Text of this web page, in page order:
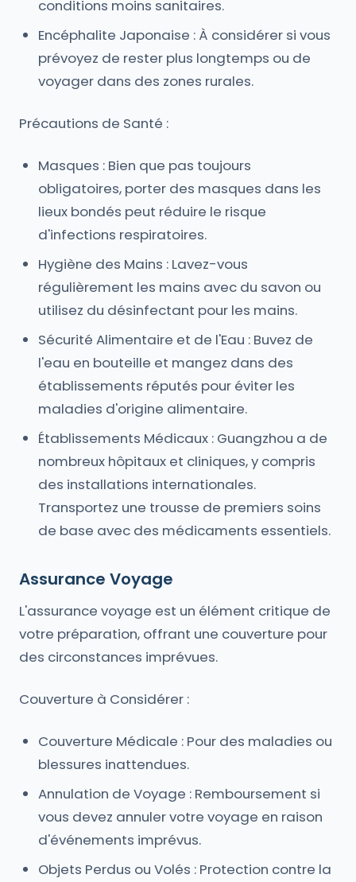
conditions moins sanitaires.
Encéphalite Japonaise : À considérer si vous
prévoyez de rester plus longtemps ou de
voyager dans des zones rurales.
Précautions de Santé :
Masques : Bien que pas toujours
obligatoires, porter des masques dans les
lieux bondés peut réduire le risque
d'infections respiratoires.
Hygiène des Mains : Lavez-vous
régulièrement les mains avec du savon ou
utilisez du désinfectant pour les mains.
Sécurité Alimentaire et de l'Eau : Buvez de
l'eau en bouteille et mangez dans des
établissements réputés pour éviter les
maladies d'origine alimentaire.
Établissements Médicaux : Guangzhou a de
nombreux hôpitaux et cliniques, y compris
des installations internationales.
Transportez une trousse de premiers soins
de base avec des médicaments essentiels.
Assurance Voyage
L'assurance voyage est un élément critique de
votre préparation, offrant une couverture pour
des circonstances imprévues.
Couverture à Considérer :
Couverture Médicale : Pour des maladies ou
blessures inattendues.
Annulation de Voyage : Remboursement si
vous devez annuler votre voyage en raison
d'événements imprévus.
Objets Perdus ou Volés : Protection contre la